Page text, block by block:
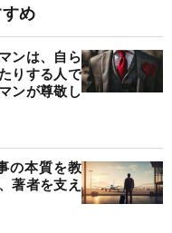
め
ンは、自ら
りする人で
ンが尊敬し
の本質を教
著者を支え